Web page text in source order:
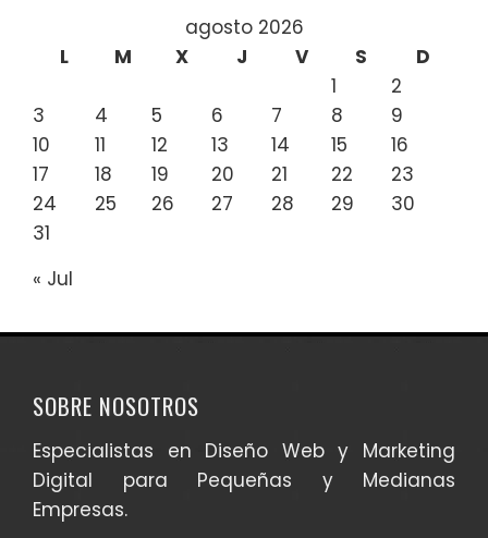
agosto 2026
L
M X J V S
D
1
2
3
4 5 6 7 8
9
10
11 12 13 14 15
16
17
18 19 20 21 22
23
24
25 26 27 28 29
30
31
« Jul
SOBRE NOSOTROS
Especialistas en Diseño Web y Marketing
Digital para Pequeñas y Medianas
Empresas.